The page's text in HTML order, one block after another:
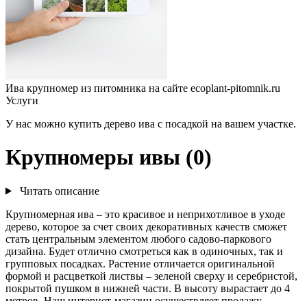
Ива крупномер из питомника на сайте ecoplant-pitomnik.ru
Услуги
У нас можно купить дерево ива с посадкой на вашем участке.
Крупномеры ивы (0)
Читать описание
Крупномерная ива – это красивое и неприхотливое в уходе
дерево, которое за счет своих декоративных качеств сможет
стать центральным элементом любого садово-паркового
дизайна. Будет отлично смотреться как в одиночных, так и
групповых посадках. Растение отличается оригинальной
формой и расцветкой листвы – зеленой сверху и серебристой,
покрытой пушком в нижней части. В высоту вырастает до 4